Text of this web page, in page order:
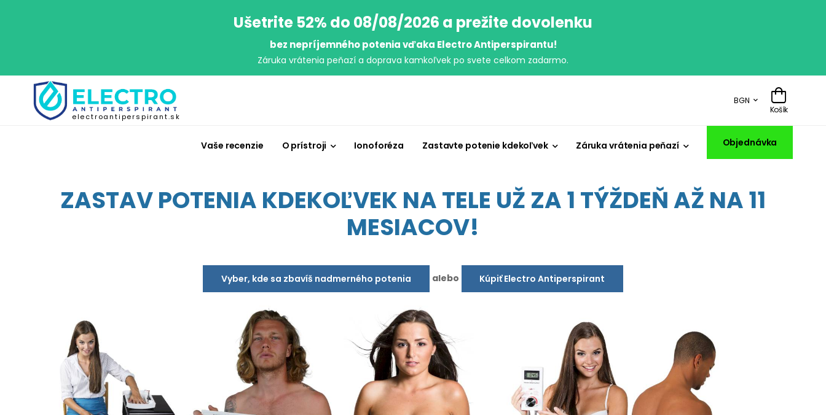
Ušetrite 52% do 08/08/2026 a prežite dovolenku
bez nepríjemného potenia vďaka Electro Antiperspirantu!
Záruka vrátenia peňazí a doprava kamkoľvek po svete celkom zadarmo.
electroantiperspirant.sk
BGN
Košík
Vaše recenzie O prístroji Ionoforéza Zastavte potenie kdekoľvek Záruka vrátenia peňazí Objednávka
ZASTAV POTENIA KDEKOĽVEK NA TELE UŽ ZA 1 TÝŽDEŇ AŽ NA 11
MESIACOV!
Vyber, kde sa zbavíš nadmerného potenia alebo Kúpiť Electro Antiperspirant